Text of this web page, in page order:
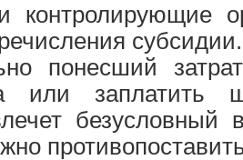
контролирующие
понесший
или
безусловный